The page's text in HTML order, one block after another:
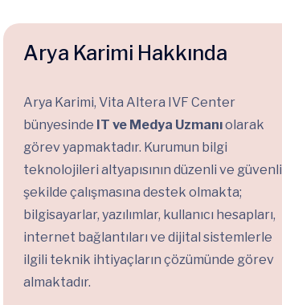
Arya Karimi Hakkında
Arya Karimi, Vita Altera IVF Center
bünyesinde IT ve Medya Uzmanıolarak
görev yapmaktadır. Kurumun bilgi
teknolojileri altyapısının düzenli ve güvenli
şekilde çalışmasına destek olmakta;
bilgisayarlar, yazılımlar, kullanıcı hesapları,
internet bağlantıları ve dijital sistemlerle
ilgili teknik ihtiyaçların çözümünde görev
almaktadır.